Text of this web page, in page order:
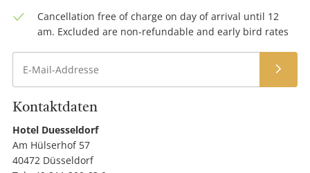
Cancellation free of charge on day of arrival until 12
am. Excluded are non-refundable and early bird rates
Kontaktdaten
Hotel
Name
Hotel Duesseldorf
Am Hülserhof 57
40472 Düsseldorf